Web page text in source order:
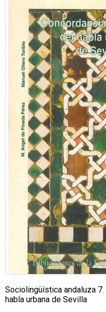
Sociolingüística andaluza
habla urbana de Sevilla